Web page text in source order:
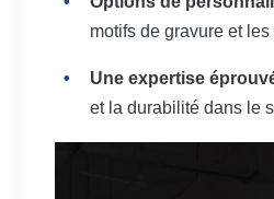
motifs de gravure et
Une expertise
et la durabilité dans le